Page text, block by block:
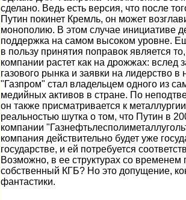
сделано. Ведь есть версия, что после
Путин покинет Кремль, он может
монополию. В этом случае инициативе
поддержка на самом высоком уровне.
в пользу принятия поправок является
компании растет как на дрожжах: вслед
газового рынка и заявки на лидерство
"Газпром" стал владельцем одного из
медийных активов в стране. По
он также присматривается к
реальностью шутка о том, что Путин в
компании
компания действительно будет уже
государстве, и ей потребуется
Возможно, в ее структурах со временем
собственный КГБ? Но это допущение,
фантастики.